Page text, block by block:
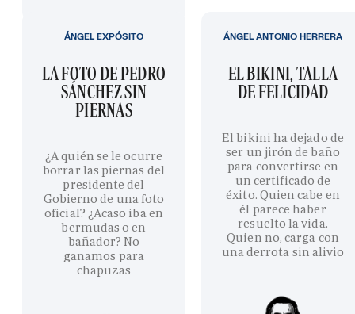
LA FOTO DE PEDRO
SÁNCHEZ SIN
PIERNAS
¿A quién se le ocurre
borrar las piernas del
presidente del
Gobierno de una foto
oficial? ¿Acaso iba en
bermudas o en
bañador? No
ganamos para
chapuzas
ÁNGEL EXPÓSITO
EL BIKINI, TALLA
DE FELICIDAD
El bikini ha dejado de
ser un jirón de baño
para convertirse en
un certificado de
éxito. Quien cabe en
él parece haber
resuelto la vida.
Quien no, carga con
una derrota sin alivio
ÁNGEL ANTONIO HERRERA